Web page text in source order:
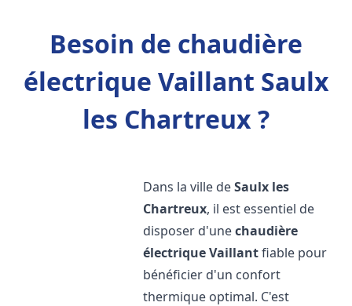
Besoin de chaudière
électrique Vaillant Saulx
les Chartreux ?
Dans la ville deSaulx les
Chartreux, il est essentiel de
disposer d'unechaudière
électrique Vaillantfiable pour
bénéficier d'un confort
thermique optimal. C'est